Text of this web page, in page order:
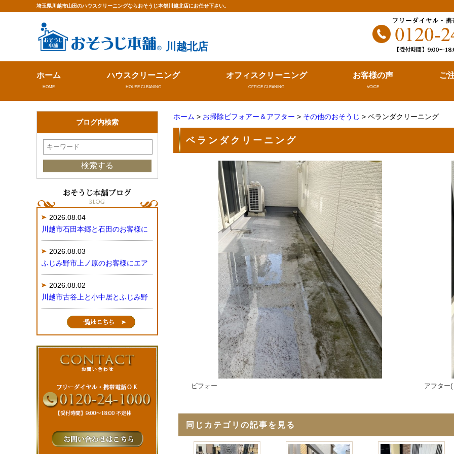
埼玉県川越市山田のハウスクリーニングならおそうじ本舗川越北店にお任せ下さい。
川越北店
ホーム
HOME
ハウスクリーニング
HOUSE CLEANING
オフィスクリーニング
OFFICE CLEANING
お客様の声
VOICE
ご
ホーム > お掃除ビフォアー＆アフター > その他のおそうじ > ベランダクリーニング
ベランダクリーニング
ビフォー アフター
同じカテゴリの記事を見る
ブログ内検索
2026.08.04
川越市石田本郷と石田のお客様に
2026.08.03
ふじみ野市上ノ原のお客様にエア
2026.08.02
川越市古谷上と小中居とふじみ野